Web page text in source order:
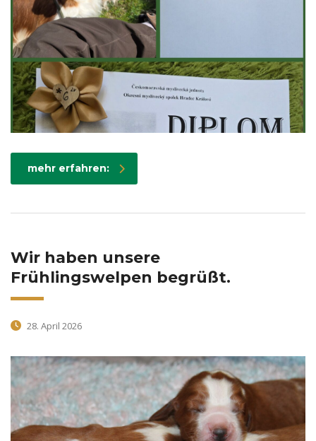
mehr erfahren:
Wir haben unsere
Frühlingswelpen begrüßt.
28. April 2026